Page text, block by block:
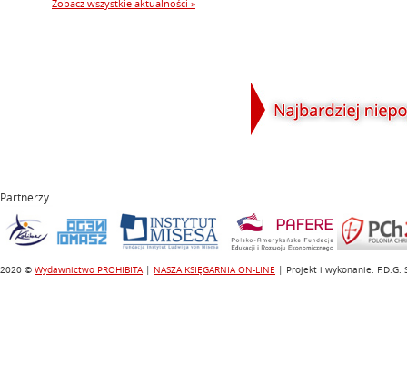
Zobacz wszystkie aktualności »
Partnerzy
2020 © Wydawnictwo PROHIBITA| NASZA KSIĘGARNIA ON-LINE | Projekt i wykonanie: F.D.G.